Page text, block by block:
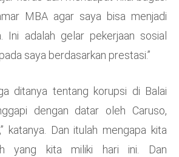
MBA agar saya bisa menjadi
Ini adalah gelar pekerjaan sosial
saya berdasarkan prestasi.”
ditanya tentang korupsi di Balai
dengan datar oleh Caruso,
katanya. Dan itulah mengapa kita
yang kita miliki hari ini. Dan